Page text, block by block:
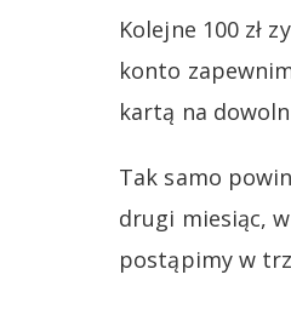
Kolejne 100 zł
konto
kartą na
Tak samo
drugi miesiąc,
postąpimy w